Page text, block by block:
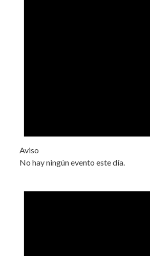
Aviso
No hay ningún evento este día.